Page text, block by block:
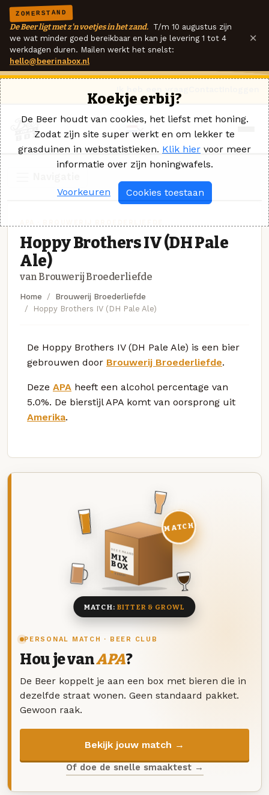
ZOMERSTAND
De Beer ligt met z'n voetjes in het zand. T/m 10 augustus zijn
we wat minder goed bereikbaar en kan je levering 1 tot 4
werkdagen duren. Mailen werkt het snelst:
hello@beerinabox.nl
×
Hoppy Brothers IV (DH Pale
Ale)
van Brouwerij Broederliefde
Home
Brouwerij Broederliefde
Hoppy Brothers IV (DH Pale Ale)
De Hoppy Brothers IV (DH Pale Ale) is een bier
gebrouwen door Brouwerij Broederliefde.
Deze APA heeft een alcohol percentage van
5.0%. De bierstijl APA komt van oorsprong uit
Amerika.
PERSONAL MATCH · BEER CLUB
Hou je vanAPA?
De Beer koppelt je aan een box met bieren die in
dezelfde straat wonen. Geen standaard pakket.
Gewoon raak.
Bekijk jouw match →
Of doe de snelle smaaktest →
DEZE MAAND
MIX
BOX
8 BIEREN
MATCH
MATCH: BITTER & GROWL
Koekje erbij?
De Beer houdt van cookies, het liefst met honing.
Zodat zijn site super werkt en om lekker te
grasduinen in webstatistieken. Klik hier voor meer
informatie over zijn honingwafels.
Voorkeuren Cookies toestaan